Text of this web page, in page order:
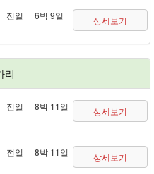
전일 6박 9일 상세보기
리
전일 8박 11일 상세보기
전일 8박 11일 상세보기